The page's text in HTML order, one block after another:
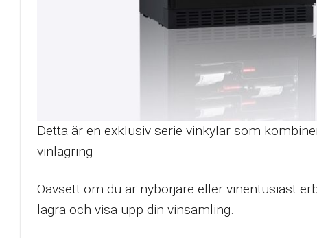
Detta är en exklusiv serie vinkylar som
vinlagring
Oavsett om du är nybörjare eller vinentusiast
lagra och visa upp din vinsamling.